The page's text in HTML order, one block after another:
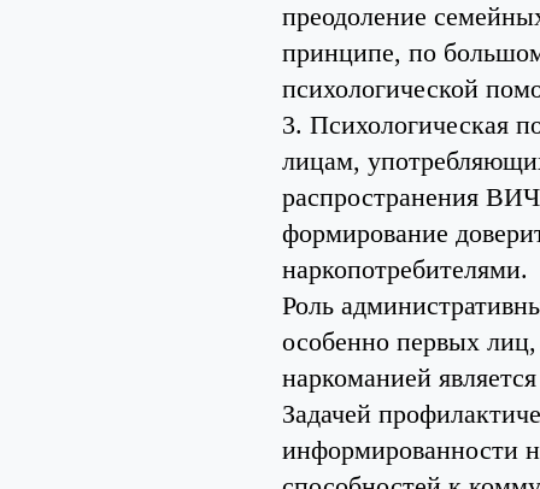
преодоление
принципе, по
психологической
3. Психологическая
лицам,
распространения
формирование
наркопотребителями.
Роль
особенно первых
наркоманией
Задачей
информированности